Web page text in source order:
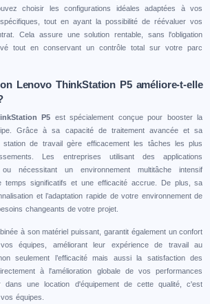
choisir les configurations idéales adaptées à vos
tout en ayant la possibilité de réévaluer vos
Cela assure une solution rentable, sans l'obligation
tout en conservant un contrôle total sur votre parc
Lenovo ThinkStation P5 améliore-t-elle
P5 est spécialement conçue pour booster la
Grâce à sa capacité de traitement avancée et sa
station de travail gère efficacement les tâches les plus
Les entreprises utilisant des applications
ou nécessitant un environnement multitâche intensif
temps significatifs et une efficacité accrue. De plus, sa
et l’adaptation rapide de votre environnement de
changeants de votre projet.
à son matériel puissant, garantit également un confort
équipes, améliorant leur expérience de travail au
seulement l’efficacité mais aussi la satisfaction des
à l'amélioration globale de vos performances
dans une location d'équipement de cette qualité, c'est
équipes.